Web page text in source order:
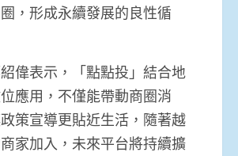
，形成永續發展的良性循
偉表示，「點點投」結合地
應用，不僅能帶動商圈消
策宣導更貼近生活，隨著越
家加入，未來平台將持續擴